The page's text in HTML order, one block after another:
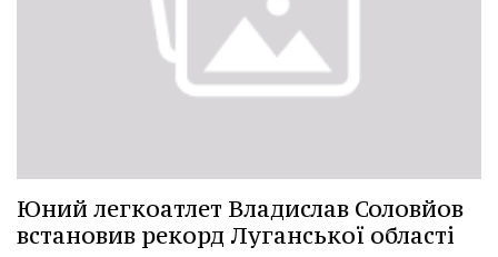
Юний легкоатлет Владислав Соловйов
встановив рекорд Луганської області